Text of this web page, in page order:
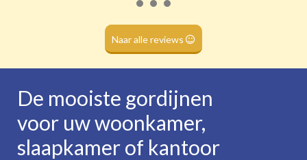
(dubbele tunnel)
Naar alle reviews
De mooiste gordijnen
voor uw woonkamer,
slaapkamer of kantoor